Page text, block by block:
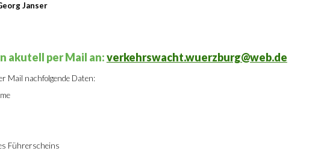
Janser
akutell per Mail an:verkehrswacht.wuerzburg@web.de
Mail nachfolgende Daten:
Führerscheins